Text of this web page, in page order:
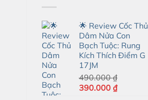
🌟 Review Cốc Thủ
Dâm Nửa Con
Bạch Tuộc: Rung
Kích Thích Điểm G
17JM
490.000₫
Giá
390.000 ₫Giá